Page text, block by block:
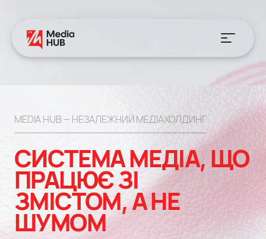
MEDIA HUB — НЕЗАЛЕЖНИЙ МЕДІАХОЛДИНГ
СИСТЕМА МЕДІА, ЩО
ПРАЦЮЄ ЗІ
ЗМІСТОМ,А НЕ
ШУМОМ